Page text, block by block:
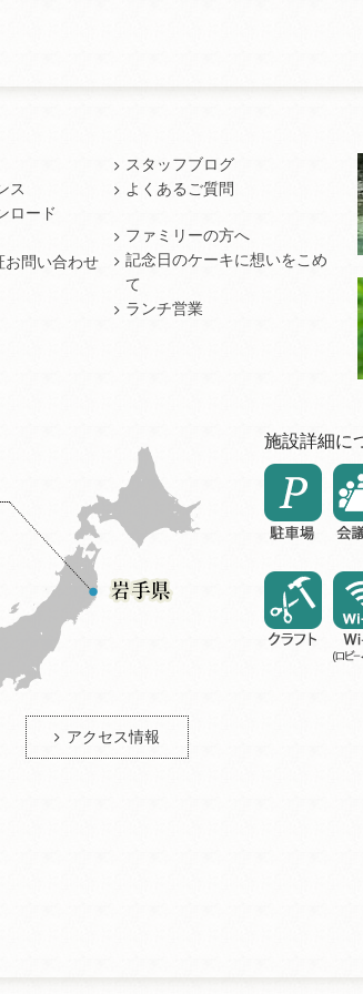
ス
ロード
お問い合わせ
スタッフブログ
よくあるご質問
ファミリーの方へ
記念日のケーキに想いをこめ
て
ランチ営業
アクセス情報
施設詳細に